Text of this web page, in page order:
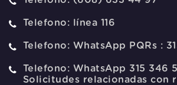
Telefono: línea 116
Telefono: WhatsApp PQRs :
Telefono: WhatsApp 315 346
Solicitudes relacionadas con